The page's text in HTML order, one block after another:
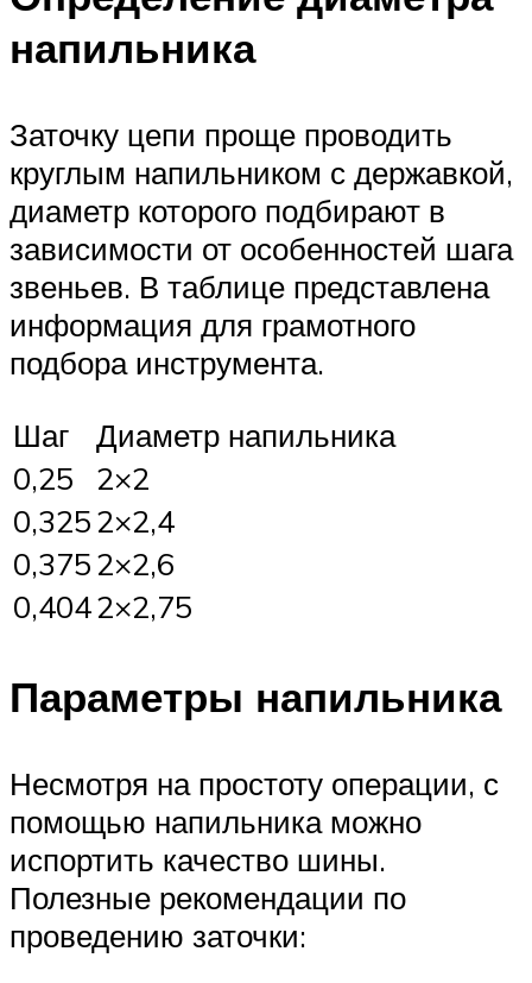
напильника
Заточку цепи проще проводить
круглым напильником с державкой,
диаметр которого подбирают в
зависимости от особенностей шага
звеньев. В таблице представлена
информация для грамотного
подбора инструмента.
Шаг
Диаметр напильника
0,25
2×2
0,3252×2,4
0,3752×2,6
0,4042×2,75
Параметры напильника
Несмотря на простоту операции, с
помощью напильника можно
испортить качество шины.
Полезные рекомендации по
проведению заточки: